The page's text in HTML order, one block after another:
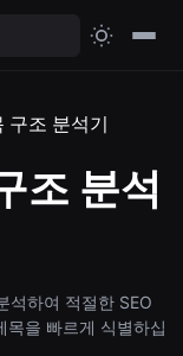
구조 분석기
조 분석
석하여 적절한 SEO
목을 빠르게 식별하십